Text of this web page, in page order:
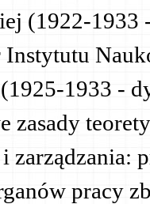
(1922-
Instytutu
1933 -
zasady
zarządzania:
pracy